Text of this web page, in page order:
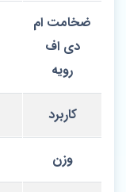
ضخامت ام
دی اف
رویه
کاربرد
وزن